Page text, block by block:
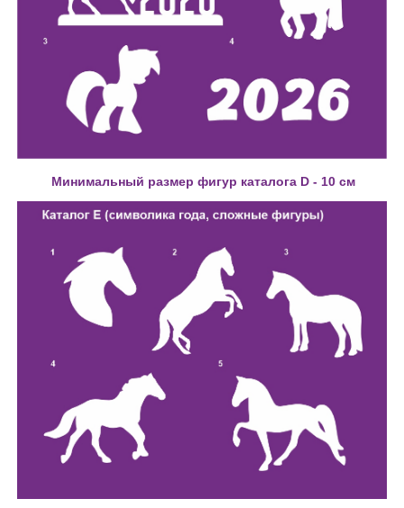
Минимальный размер фигур каталога D - 10 см